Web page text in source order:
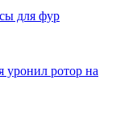
для фур
уронил ротор на